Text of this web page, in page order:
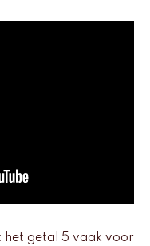
het getal 5 vaak voor